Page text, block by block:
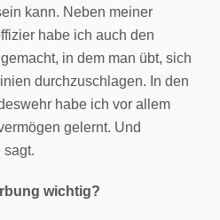
kann. Neben meiner
habe ich auch den
in dem man übt, sich
durchzuschlagen. In den
habe ich vor allem
gelernt. Und
sagt.
wichtig?